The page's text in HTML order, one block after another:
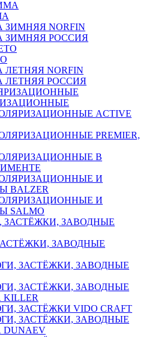
NORFIN
ЗИМНЯЯ РОССИЯ
NORFIN
ЛЕТНЯЯ РОССИЯ
ACTIVE
PREMIER,
В
И
BALZER
И
SALMO
ЗАВОДНЫЕ
ЗАСТЁЖКИ, ЗАВОДНЫЕ
ЗАСТЁЖКИ, ЗАВОДНЫЕ
ЗАСТЁЖКИ VIDO CRAFT
ЗАСТЁЖКИ, ЗАВОДНЫЕ